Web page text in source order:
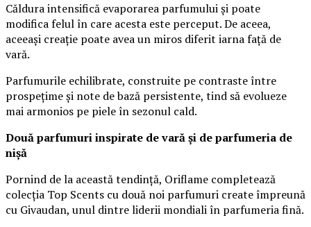
Căldura intensifică evaporarea parfumului și poate
modifica felul în care acesta este perceput. De aceea,
aceeași creație poate avea un miros diferit iarna față de
vară.
Parfumurile echilibrate, construite pe contraste între
prospețime și note de bază persistente, tind să evolueze
mai armonios pe piele în sezonul cald.
Două parfumuri inspirate de vară și de parfumeria de
nișă
Pornind de la această tendință, Oriflame completează
colecția Top Scents cu două noi parfumuri create împreună
cu Givaudan, unul dintre liderii mondiali în parfumeria fină.